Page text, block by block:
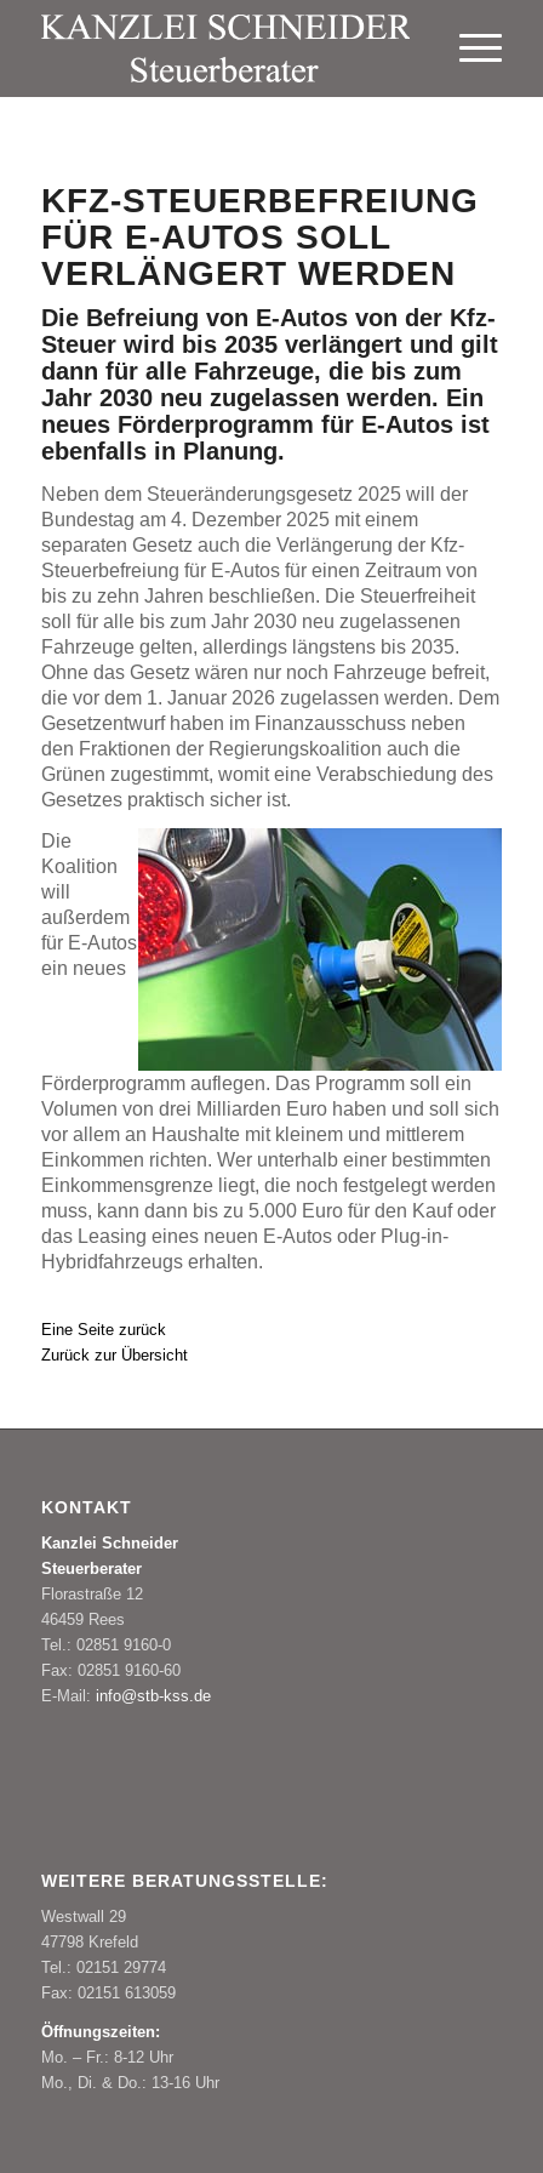
KFZ-STEUERBEFREIUNG
FÜR E-AUTOS SOLL
VERLÄNGERT WERDEN
Die Befreiung von E-Autos von der Kfz-
Steuer wird bis 2035 verlängert und gilt
dann für alle Fahrzeuge, die bis zum
Jahr 2030 neu zugelassen werden. Ein
neues Förderprogramm für E-Autos ist
ebenfalls in Planung.
Neben dem Steueränderungsgesetz 2025 will der
Bundestag am 4. Dezember 2025 mit einem
separaten Gesetz auch die Verlängerung der Kfz-
Steuerbefreiung für E-Autos für einen Zeitraum von
bis zu zehn Jahren beschließen. Die Steuerfreiheit
soll für alle bis zum Jahr 2030 neu zugelassenen
Fahrzeuge gelten, allerdings längstens bis 2035.
Ohne das Gesetz wären nur noch Fahrzeuge befreit,
die vor dem 1. Januar 2026 zugelassen werden. Dem
Gesetzentwurf haben im Finanzausschuss neben
den Fraktionen der Regierungskoalition auch die
Grünen zugestimmt, womit eine Verabschiedung des
Gesetzes praktisch sicher ist.
Die
Koalition
will
außerdem
für E-Autos
ein neues
Förderprogramm auflegen. Das Programm soll ein
Volumen von drei Milliarden Euro haben und soll sich
vor allem an Haushalte mit kleinem und mittlerem
Einkommen richten. Wer unterhalb einer bestimmten
Einkommensgrenze liegt, die noch festgelegt werden
muss, kann dann bis zu 5.000 Euro für den Kauf oder
das Leasing eines neuen E-Autos oder Plug-in-
Hybridfahrzeugs erhalten.
Eine Seite zurück
Zurück zur Übersicht
KONTAKT
Kanzlei Schneider
Steuerberater
Florastraße 12
46459 Rees
Tel.: 02851 9160-0
Fax: 02851 9160-60
E-Mail: info@stb-kss.de
WEITERE BERATUNGSSTELLE:
Westwall 29
47798 Krefeld
Tel.: 02151 29774
Fax: 02151 613059
Öffnungszeiten:
Mo. – Fr.: 8-12 Uhr
Mo., Di. & Do.: 13-16 Uhr